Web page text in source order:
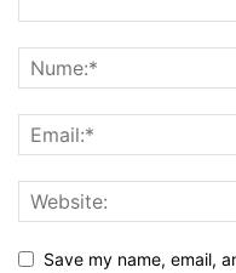
Save my name, email,